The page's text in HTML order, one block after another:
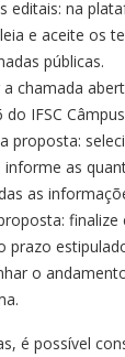
editais: na
e aceite os
públicas.
a chamada
do IFSC
proposta:
as
as
prazo
o
é possível